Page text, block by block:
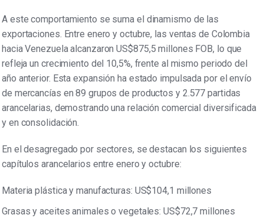
A este comportamiento se suma el dinamismo de las
exportaciones. Entre enero y octubre, las ventas de Colombia
hacia Venezuela alcanzaron US$875,5 millones FOB, lo que
refleja un crecimiento del 10,5%, frente al mismo periodo del
año anterior. Esta expansión ha estado impulsada por el envío
de mercancías en 89 grupos de productos y 2.577 partidas
arancelarias, demostrando una relación comercial diversificada
y en consolidación.
En el desagregado por sectores, se destacan los siguientes
capítulos arancelarios entre enero y octubre:
Materia plástica y manufacturas: US$104,1 millones
Grasas y aceites animales o vegetales: US$72,7 millones